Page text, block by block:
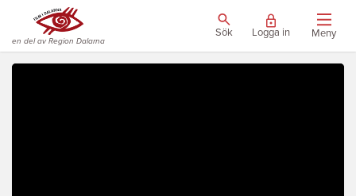
en del av Region Dalarna
Sök Logga in Meny